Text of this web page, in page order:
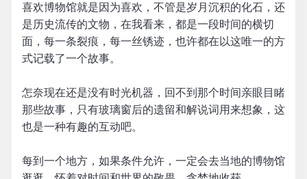
喜欢博物馆就是因为喜欢，不管是岁月沉积的化石，还
是历史流传的文物，在我看来，都是一段时间的横切
面，每一条裂痕，每一丝锈迹，也许都在以这唯一的方
式记载了一个故事。
怎奈现在还是没有时光机器，回不到那个时间亲眼目睹
那些故事，只有玻璃窗后的遗留和解说词用来想象，这
也是一种有趣的互动吧。
每到一个地方，如果条件允许，一定会去当地的博物馆